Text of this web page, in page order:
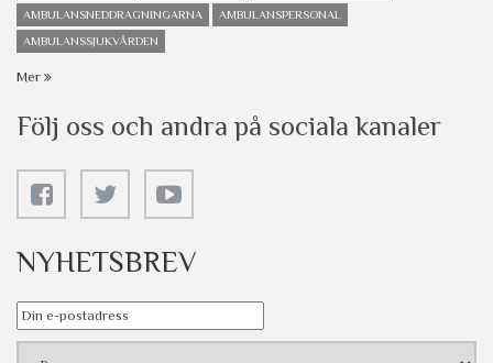
AMBULANSNEDDRAGNINGARNA
AMBULANSPERSONAL
AMBULANSSJUKVÅRDEN
Mer
Följ oss och andra på sociala kanaler
NYHETSBREV